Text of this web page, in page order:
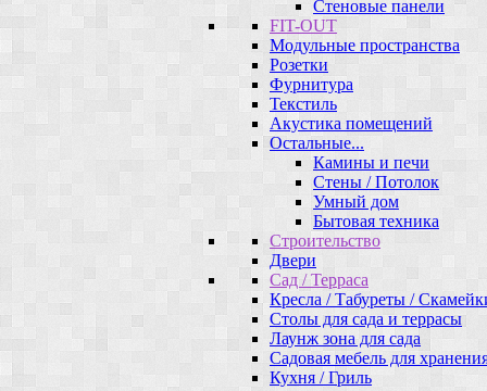
Стеновые панели
FIT-OUT
Модульные пространства
Розетки
Фурнитура
Текстиль
Акустика помещений
Остальные...
Камины и печи
Стены / Потолок
Умный дом
Бытовая техника
Строительство
Двери
Сад / Терраса
Кресла / Табуреты /
Столы для сада и террасы
Лаунж зона для сада
Садовая мебель для
Кухня / Гриль